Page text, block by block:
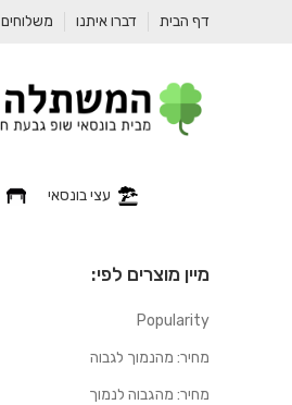
דף הבית דברו איתנו משלוחים
עצי בונסאי
מיין מוצרים לפי:
Popularity
מחיר: מהנמוך לגבוה
מחיר: מהגבוה לנמוך